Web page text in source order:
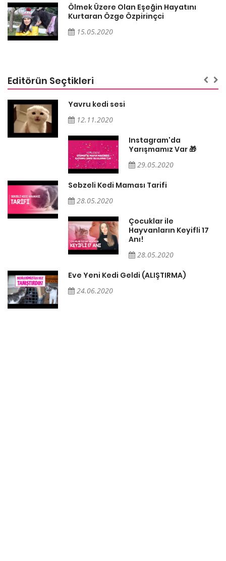
Ölmek Üzere Olan Eşeğin Hayatını
Kurtaran Özge Özpirinçci
15.05.2020
Editörün Seçtikleri
Yavru kedi sesi
12.11.2020
Instagram'da
Yarışmamız Var 🎁
29.05.2020
Sebzeli Kedi Maması Tarifi
28.05.2020
Çocuklar ile
Hayvanların Keyifli 17
Anı!
28.05.2020
Eve Yeni Kedi Geldi (ALIŞTIRMA)
24.06.2020